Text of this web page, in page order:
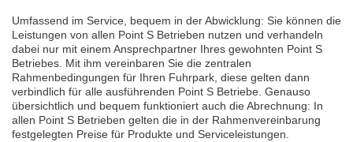
Umfassend im Service, bequem in der Abwicklung: Sie können die
Leistungen von allen Point S Betrieben nutzen und verhandeln
dabei nur mit einem Ansprechpartner Ihres gewohnten Point S
Betriebes. Mit ihm vereinbaren Sie die zentralen
Rahmenbedingungen für Ihren Fuhrpark, diese gelten dann
verbindlich für alle ausführenden Point S Betriebe. Genauso
übersichtlich und bequem funktioniert auch die Abrechnung: In
allen Point S Betrieben gelten die in der Rahmenvereinbarung
festgelegten Preise für Produkte und Serviceleistungen.